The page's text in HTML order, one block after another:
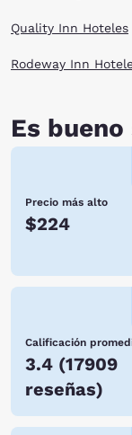
Quality Inn Hoteles
Rodeway Inn
Es
Precio más alto
$224
Calificación
3.4 (17909
reseñas)